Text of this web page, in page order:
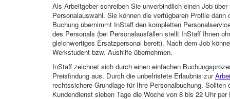
Als Arbeitgeber schreiben Sie unverbindlich einen Job
Personalauswahl. Sie können die verfügbaren Profile
Buchung übernimmt InStaff den kompletten
des Personals (bei Personalausfällen stellt InStaff Ihnen
gleichwertiges Ersatzpersonal bereit). Nach dem Job
Werkstudent bzw. Aushilfe übernehmen.
InStaff zeichnet sich durch einen einfachen
Preisfindung aus. Durch die unbefristete Erlaubnis zur
rechtssichere Grundlage für Ihre Personalbuchung.
Kundendienst sieben Tage die Woche von 8 bis 22 Uhr